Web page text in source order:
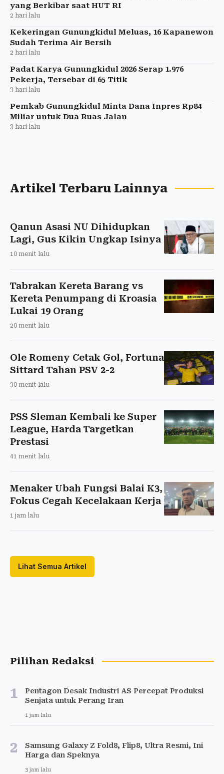
yang Berkibar saat HUT RI
2 hari lalu
Kekeringan Gunungkidul Meluas, 16 Kapanewon
Sudah Terima Air Bersih
2 hari lalu
Padat Karya Gunungkidul 2026 Serap 1.976
Pekerja, Tersebar di 65 Titik
3 hari lalu
Pemkab Gunungkidul Minta Dana Inpres Rp84
Miliar untuk Dua Ruas Jalan
3 hari lalu
Artikel Terbaru Lainnya
Qanun Asasi NU Dihidupkan
Lagi, Gus Kikin Ungkap Isinya
10 menit lalu
Tabrakan Kereta Barang vs
Kereta Penumpang di Kroasia
Lukai 19 Orang
20 menit lalu
Ole Romeny Cetak Gol, Fortuna
Sittard Tahan PSV 2-2
30 menit lalu
PSS Sleman Kembali ke Super
League, Harda Targetkan
Prestasi
41 menit lalu
Menaker Ubah Fungsi Balai K3,
Fokus Cegah Kecelakaan Kerja
1 jam lalu
Lihat Semua Artikel
Pilihan Redaksi
1
Pentagon Desak Industri AS Percepat Produksi
Senjata untuk Perang Iran
1 jam lalu
2
Samsung Galaxy Z Fold8, Flip8, Ultra Resmi, Ini
Harga dan Speknya
3 jam lalu